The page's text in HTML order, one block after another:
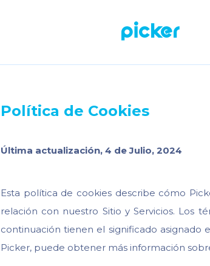
Picker
Política de Cookies
Última actualización, 4 de Julio, 2024
Esta política de cookies describe cómo
relación con nuestro Sitio y Servicios. Los
continuación tienen el significado asignado
Picker, puede obtener más información